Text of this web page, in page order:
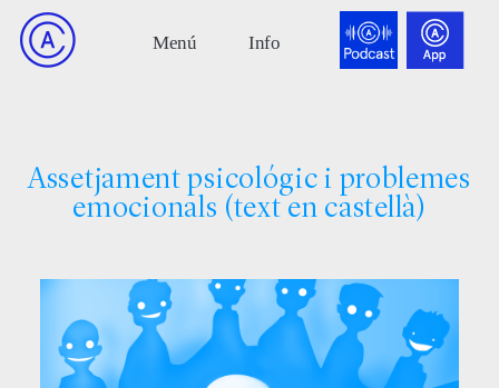
Assetjament psicológic i problemes
emocionals (text en castellà)